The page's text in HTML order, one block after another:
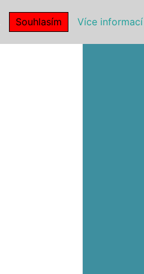
Souhlasím Více informací